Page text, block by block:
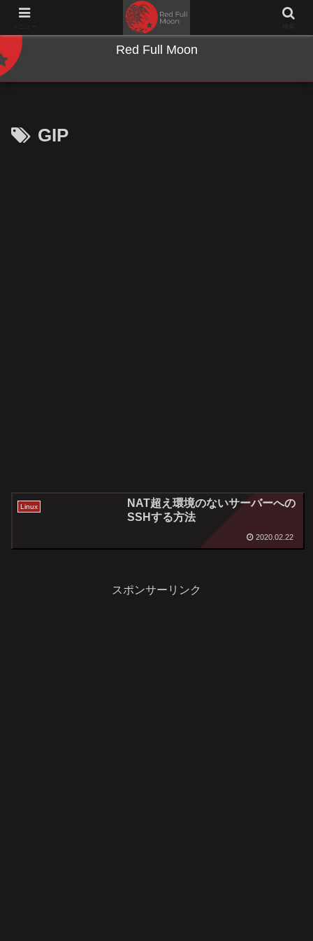
NWとキーボードのジャンク沼に沈む夜
Red Full Moon
GIP
Linux
NAT超え環境のないサーバーへの
SSHする方法
2020.02.22
スポンサーリンク